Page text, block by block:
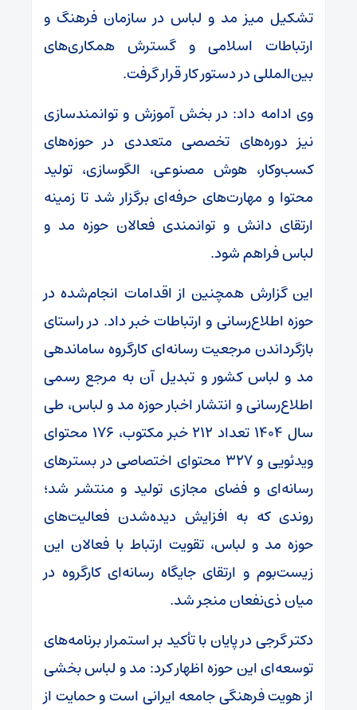
تشکیل میز مد و لباس در سازمان فرهنگ و
ارتباطات اسلامی و گسترش همکاری‌های
بین‌المللی در دستور کار قرار گرفت.
وی ادامه داد: در بخش آموزش و توانمندسازی
نیز دوره‌های تخصصی متعددی در حوزه‌های
کسب‌وکار، هوش مصنوعی، الگوسازی، تولید
محتوا و مهارت‌های حرفه‌ای برگزار شد تا زمینه
ارتقای دانش و توانمندی فعالان حوزه مد و
لباس فراهم شود.
این گزارش همچنین از اقدامات انجام‌شده در
حوزه اطلاع‌رسانی و ارتباطات خبر داد. در راستای
بازگرداندن مرجعیت رسانه‌ای کارگروه ساماندهی
مد و لباس کشور و تبدیل آن به مرجع رسمی
اطلاع‌رسانی و انتشار اخبار حوزه مد و لباس، طی
سال ۱۴۰۴ تعداد ۲۱۲ خبر مکتوب، ۱۷۶ محتوای
ویدئویی و ۳۲۷ محتوای اختصاصی در بسترهای
رسانه‌ای و فضای مجازی تولید و منتشر شد؛
روندی که به افزایش دیده‌شدن فعالیت‌های
حوزه مد و لباس، تقویت ارتباط با فعالان این
زیست‌بوم و ارتقای جایگاه رسانه‌ای کارگروه در
میان ذی‌نفعان منجر شد.
دکتر گرجی در پایان با تأکید بر استمرار برنامه‌های
توسعه‌ای این حوزه اظهار کرد: مد و لباس بخشی
از هویت فرهنگی جامعه ایرانی است و حمایت از